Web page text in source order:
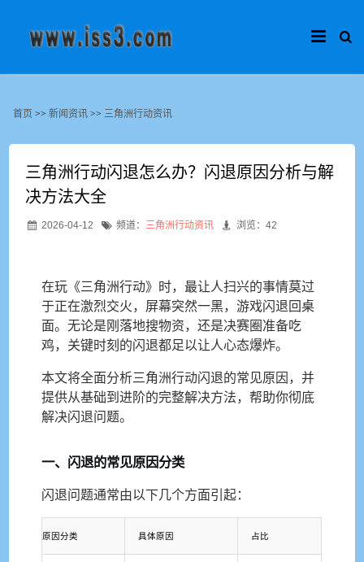
首页 >>新闻资讯 >>三角洲行动资讯
三角洲行动闪退怎么办？闪退原因分析与解
决方法大全
2026-04-12 频道： 三角洲行动资讯 浏览：42
在玩《三角洲行动》时，最让人扫兴的事情莫过
于正在激烈交火，屏幕突然一黑，游戏闪退回桌
面。无论是刚落地搜物资，还是决赛圈准备吃
鸡，关键时刻的闪退都足以让人心态爆炸。
本文将全面分析三角洲行动闪退的常见原因，并
提供从基础到进阶的完整解决方法，帮助你彻底
解决闪退问题。
一、闪退的常见原因分类
闪退问题通常由以下几个方面引起：
原因分类 具体原因 占比